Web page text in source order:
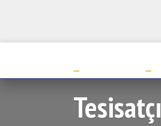
Tesisatçı